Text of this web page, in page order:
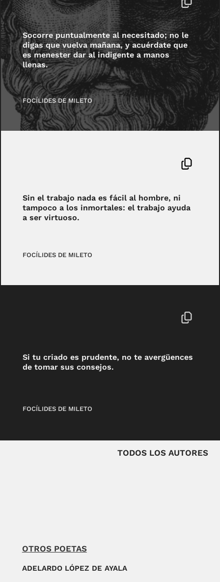
Socorre puntualmente al necesitado; no le
digas que vuelva mañana, y acuérdate que
es menester dar al indigente a manos
llenas.
FOCÍLIDES DE MILETO
Sin el trabajo nada es fácil al hombre, ni
tampoco a los inmortales: el trabajo ayuda
a ser virtuoso.
FOCÍLIDES DE MILETO
Si tu criado es prudente, no te avergüences
de tomar sus consejos.
FOCÍLIDES DE MILETO
TODOS LOS AUTORES
OTROS POETAS
ADELARDO LÓPEZ DE AYALA